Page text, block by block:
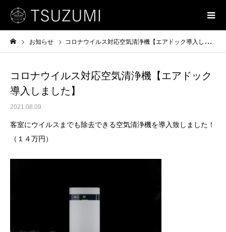
お知らせ コロナウイルス対応空気清浄機【エアドック導入しました】
コロナウイルス対応空気清浄機【エアドック
導入しました】
2021.08.09
客室にウイルスまでも除去できる空気清浄機を導入致しました！
（１４万円）